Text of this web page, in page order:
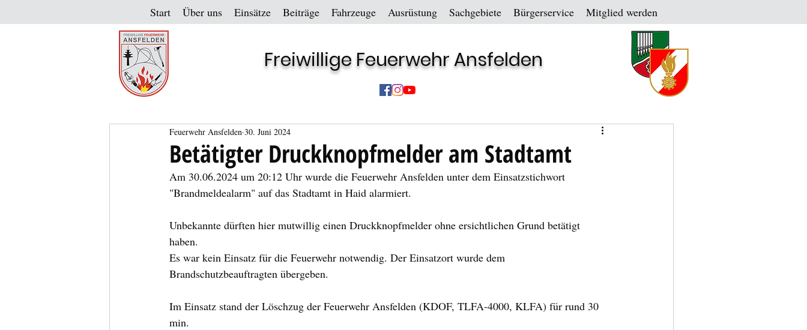
Start Über uns Einsätze Beiträge Fahrzeuge Ausrüstung Sachgebiete Bürgerservice Mitglied werden
Freiwillige Feuerwehr Ansfelden
Betätigter Druckknopfmelder am Stadtamt
Feuerwehr Ansfelden 30. Juni 2024
Am 30.06.2024 um 20:12 Uhr wurde die Feuerwehr Ansfelden unter dem Einsatzstichwort
"Brandmeldealarm" auf das Stadtamt in Haid alarmiert.
Unbekannte dürften hier mutwillig einen Druckknopfmelder ohne ersichtlichen Grund betätigt
haben.
Es war kein Einsatz für die Feuerwehr notwendig. Der Einsatzort wurde dem
Brandschutzbeauftragten übergeben.
Im Einsatz stand der Löschzug der Feuerwehr Ansfelden (KDOF, TLFA-4000, KLFA) für rund 30
min.